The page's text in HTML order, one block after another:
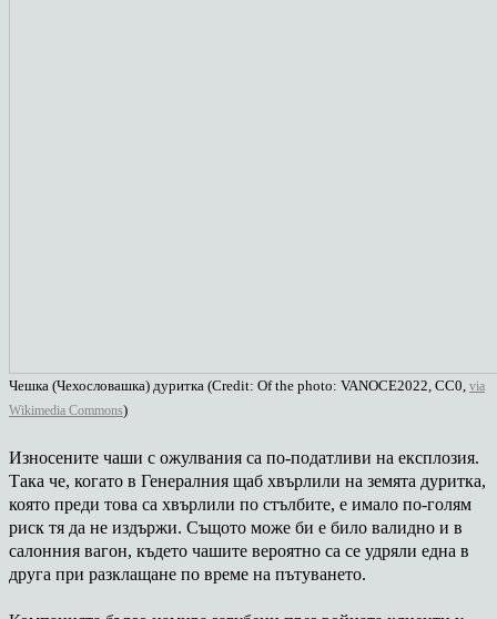
Чешка (Чехословашка) дуритка (Credit: Of the photo: VANOCE2022, CC0, via
Wikimedia Commons)
Износените чаши с ожулвания са по-податливи на експлозия.
Така че, когато в Генералния щаб хвърлили на земята дуритка,
която преди това са хвърлили по стълбите, е имало по-голям
риск тя да не издържи. Същото може би е било валидно и в
салонния вагон, където чашите вероятно са се удряли една в
друга при разклащане по време на пътуването.